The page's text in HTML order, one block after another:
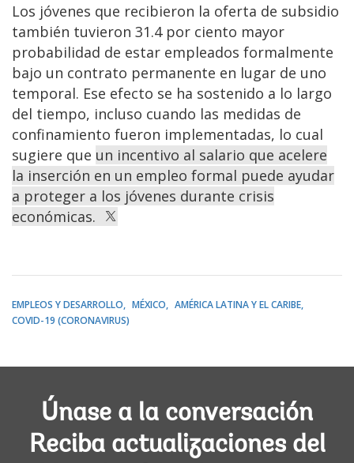
Los jóvenes que recibieron la oferta de subsidio
también tuvieron 31.4 por ciento mayor
probabilidad de estar empleados formalmente
bajo un contrato permanente en lugar de uno
temporal. Ese efecto se ha sostenido a lo largo
del tiempo, incluso cuando las medidas de
confinamiento fueron implementadas, lo cual
sugiere que un incentivo al salario que acelere
la inserción en un empleo formal puede ayudar
a proteger a los jóvenes durante crisis
económicas.
EMPLEOS Y DESARROLLO MÉXICO
AMÉRICA LATINA Y EL CARIBE
COVID-19 (CORONAVIRUS)
Únase a la conversación
Reciba actualizaciones del